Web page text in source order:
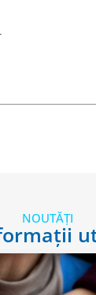
NOUTĂȚI